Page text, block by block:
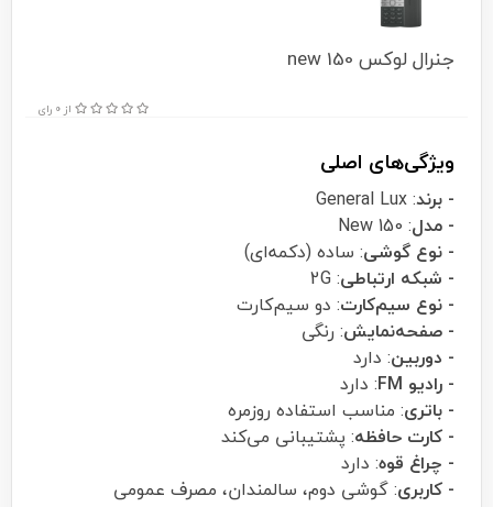
جنرال لوکس 150 new
از 0 رای
ویژگی‌های اصلی
- برند: General Lux
- مدل: 150 New
- نوع گوشی: ساده (دکمه‌ای)
- شبکه ارتباطی: 2G
- نوع سیم‌کارت: دو سیم‌کارت
- صفحه‌نمایش: رنگی
- دوربین: دارد
- رادیو FM
: دارد
- باتری: مناسب استفاده روزمره
- کارت حافظه: پشتیبانی می‌کند
- چراغ قوه: دارد
- کاربری: گوشی دوم، سالمندان، مصرف عمومی